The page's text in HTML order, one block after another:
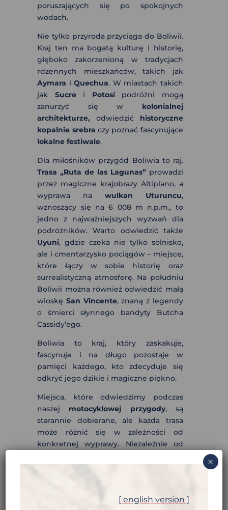
poruszających się po spokojnych
wodach.
Nie tylko przyroda przyciąga do Boliwii.
Kraj ten ma bogatą kulturę i historię,
głęboko zakorzenioną w tradycjach
rdzennych mieszkańców, takich jak
Aymara iQuechua. W miastach takich
jak Sucrei Potosípodróżni mogą
zanurzyć się w kolonialnej
architekturze, odwiedzić historyczne
kopalnie srebra czy poznać fascynujące
lokalne festiwale.
Dla miłośników przygód Boliwia to raj.
Trasa „Ruta de las Lagunas”prowadzi
przez magiczne krajobrazy Altiplano, a
wyprawa na wulkan Uturuncu,
wznoszący się na 6 008 m n.p.m., to
jedno z najważniejszych wyzwań dla
podróżników. Warto odwiedzić także
Uyuni, gdzie czeka nie tylko solnisko,
ale i cmentarzysko pociągów – miejsce,
które łączy w sobie historię oraz
surrealistyczną atmosferę. Na południu
Boliwii można również odwiedzić małą
wioskę San Vincente, znaną z legendy
o śmierci słynnego bandyty Butcha
Cassidy’ego.
Boliwia to kraj, który zaskakuje,
fascynuje i na długo pozostaje w
pamięci każdego, kto zdecyduje się
odkryć jego dzikie i magiczne piękno.
Miejsca, które odwiedzimy podczas
naszej motocyklowej przygody, są
starannie dobierane, ale każda trasa
może różnić się w zależności od
konkretnej wyprawy. Niezależnie od
zawsze będziesz mieć okazję poznać
[ english version ]
×